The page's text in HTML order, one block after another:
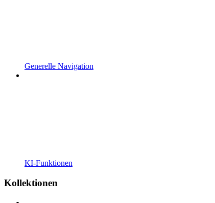
Generelle Navigation
KI-Funktionen
Kollektionen